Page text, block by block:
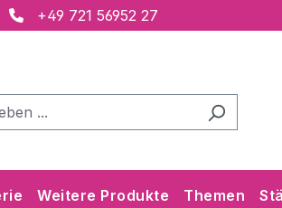
+49 721 56952 27
Weitere Produkte Themen